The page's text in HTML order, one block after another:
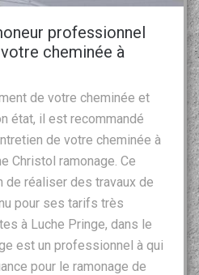
professionnel
cheminée à
de votre cheminée et
état, il est recommandé
de votre cheminée à
Christol ramonage. Ce
de réaliser des travaux de
pour ses tarifs très
à Luche Pringe, dans le
est un professionnel à qui
pour le ramonage de